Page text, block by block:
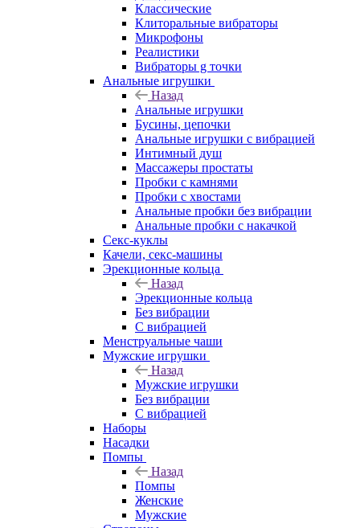
Классические
Клиторальные вибраторы
Микрофоны
Реалистики
Вибраторы g точки
Анальные игрушки
Назад
Анальные игрушки
Бусины, цепочки
Анальные игрушки с вибрацией
Интимный душ
Массажеры простаты
Пробки с камнями
Пробки с хвостами
Анальные пробки без вибрации
Анальные пробки с накачкой
Секс-куклы
Качели, секс-машины
Эрекционные кольца
Назад
Эрекционные кольца
Без вибрации
С вибрацией
Менструальные чаши
Мужские игрушки
Назад
Мужские игрушки
Без вибрации
С вибрацией
Наборы
Насадки
Помпы
Назад
Помпы
Женские
Мужские